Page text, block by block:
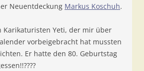
Neuentdeckung Markus Koschuh.
Karikaturisten Yeti, der mir über
vorbeigebracht hat mussten
Er hatte den 80. Geburtstag